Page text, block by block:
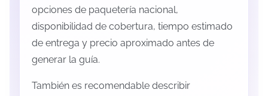
opciones de paquetería nacional,
disponibilidad de cobertura, tiempo estimado
de entrega y precio aproximado antes de
generar la guía.
También es recomendable describir